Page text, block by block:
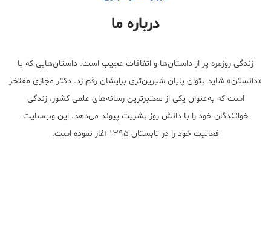
درباره ما
زندگی روزمره پر از داستان‌ها و اتفاقات عجیب است. داستان‌هایی که با
«دانستن» شاید بتوان پایان شیرین‌تری برایشان رقم زد. دکتر مجازی مفتخر
خوانندگان خود را با دانش روز بشریت پیوند می‌دهد. این وب‌سایت